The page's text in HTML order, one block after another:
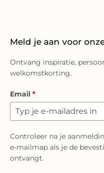
Meld je aan voor
Ontvang inspiratie,
welkomstkorting.
Email *
Controleer na je
e-mailmap als je de
ontvangt.